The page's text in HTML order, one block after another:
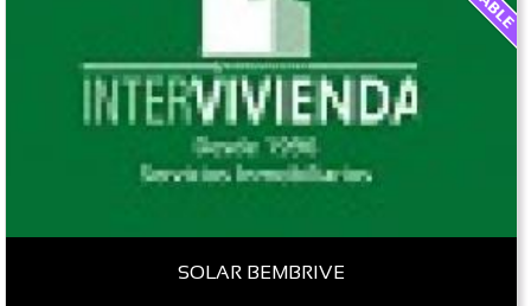
SOLAR BEMBRIVE